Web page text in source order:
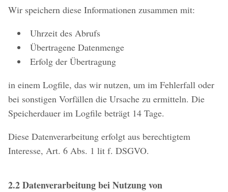
Wir speichern diese Informationen zusammen mit:
Uhrzeit des Abrufs
Übertragene Datenmenge
Erfolg der Übertragung
in einem Logfile, das wir nutzen, um im Fehlerfall oder
bei sonstigen Vorfällen die Ursache zu ermitteln. Die
Speicherdauer im Logfile beträgt 14 Tage.
Diese Datenverarbeitung erfolgt aus berechtigtem
Interesse, Art. 6 Abs. 1 lit f. DSGVO.
2.2 Datenverarbeitung bei Nutzung von